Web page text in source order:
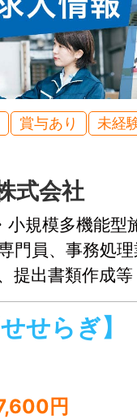
賞与あり 未経
式会社
規模多機能型
門員、事務処
提出書類作成
食等 ・介護支
務 ・病院・居
迎します ＊
ーワーク
せらぎ】
円